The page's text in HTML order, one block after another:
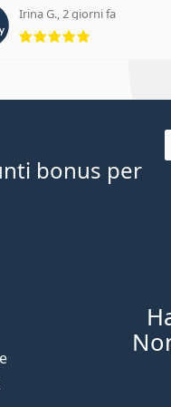
Irina G., 2 giorni fa
bonus per